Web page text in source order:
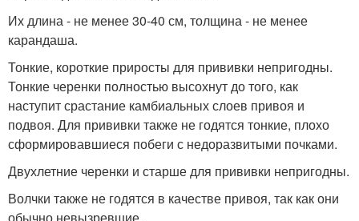
Их длина - не менее 30-40 см, толщина - не менее
карандаша.
Тонкие, короткие приросты для прививки непригодны.
Тонкие черенки полностью высохнут до того, как
наступит срастание камбиальных слоев привоя и
подвоя. Для прививки также не годятся тонкие, плохо
сформировавшиеся побеги с недоразвитыми почками.
Двухлетние черенки и старше для прививки непригодны.
Волчки также не годятся в качестве привоя, так как они